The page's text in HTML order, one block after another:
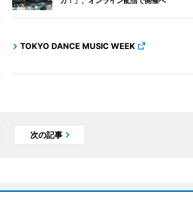
TOKYO DANCE MUSIC WEEK
次の記事